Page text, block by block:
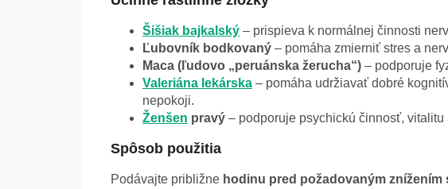
Šišiak bajkalský – prispieva k normálnej činnosti
Ľubovník bodkovaný – pomáha zmierniť stres a
Maca (ľudovo „peruánska žerucha“) – podporuje
Valeriána lekárska – pomáha udržiavať dobré
nepokoji.
Ženšen pravý – podporuje psychickú činnosť,
Spôsob použitia
Podávajte približne hodinu pred požadovaným znížením